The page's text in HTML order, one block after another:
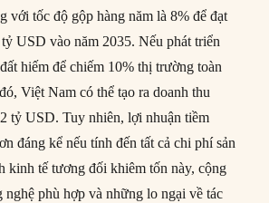
với tốc độ gộp hàng năm là 8% để đạt
USD vào năm 2035. Nếu phát triển
hiếm để chiếm 10% thị trường toàn
Việt Nam có thể tạo ra doanh thu
tỷ USD. Tuy nhiên, lợi nhuận tiềm
đáng kể nếu tính đến tất cả chi phí sản
kinh tế tương đối khiêm tốn này, cộng
nghệ phù hợp và những lo ngại về tác